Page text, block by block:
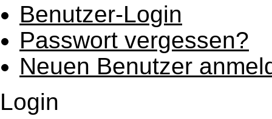
Benutzer-Login
Passwort vergessen?
Neuen Benutzer
Login